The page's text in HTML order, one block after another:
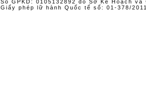
Số GPKD: 0105132892 do Sở Kế Hoạch
Giấy phép lữ hành Quốc tế số: 01-378/